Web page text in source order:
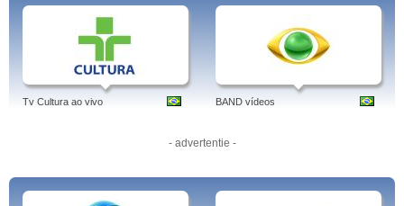
terraviva, brasil, português, agronegócio, terraviva, agrobusiness, online, ao
Tv Cultura ao vivo BAND vídeos
- advertentie -